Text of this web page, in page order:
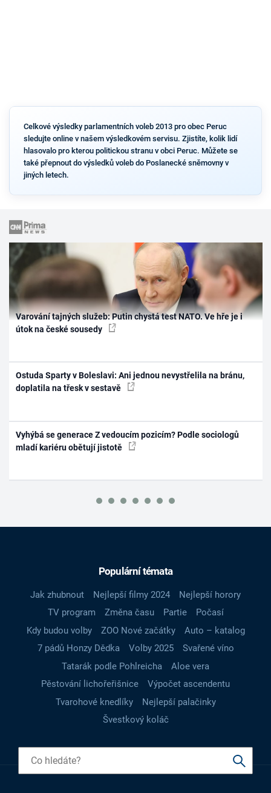
Celkové výsledky parlamentních voleb 2013 pro obec Peruc
sledujte online v našem výsledkovém servisu. Zjistíte, kolik lidí
hlasovalo pro kterou politickou stranu v obci Peruc. Můžete se
také přepnout do výsledků voleb do Poslanecké sněmovny v
jiných letech.
Varování tajných služeb: Putin chystá test NATO. Ve hře je i
útok na české sousedy
Ostuda Sparty v Boleslavi: Ani jednou nevystřelila na bránu,
doplatila na třesk v sestavě
Vyhýbá se generace Z vedoucím pozicím? Podle sociologů
mladí kariéru obětují jistotě
Populární témata
Jak zhubnout Nejlepší filmy 2024
Nejlepší horory
TV program
Změna času Partie
Počasí
Kdy budou volby
ZOO Nové začátky
Auto – katalog
7 pádů Honzy Dědka
Volby 2025
Svařené víno
Tatarák podle Pohlreicha
Aloe vera
Pěstování lichořeřišnice
Výpočet ascendentu
Tvarohové knedlíky
Nejlepší palačinky
Švestkový koláč